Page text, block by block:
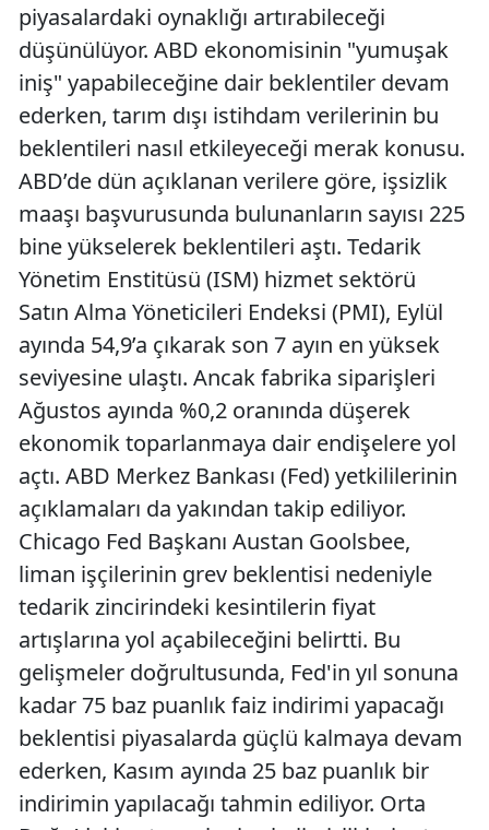
piyasalardaki oynaklığı artırabileceği
düşünülüyor. ABD ekonomisinin "yumuşak
iniş" yapabileceğine dair beklentiler devam
ederken, tarım dışı istihdam verilerinin bu
beklentileri nasıl etkileyeceği merak konusu.
ABD’de dün açıklanan verilere göre, işsizlik
maaşı başvurusunda bulunanların sayısı 225
bine yükselerek beklentileri aştı. Tedarik
Yönetim Enstitüsü (ISM) hizmet sektörü
Satın Alma Yöneticileri Endeksi (PMI), Eylül
ayında 54,9’a çıkarak son 7 ayın en yüksek
seviyesine ulaştı. Ancak fabrika siparişleri
Ağustos ayında %0,2 oranında düşerek
ekonomik toparlanmaya dair endişelere yol
açtı. ABD Merkez Bankası (Fed) yetkililerinin
açıklamaları da yakından takip ediliyor.
Chicago Fed Başkanı Austan Goolsbee,
liman işçilerinin grev beklentisi nedeniyle
tedarik zincirindeki kesintilerin fiyat
artışlarına yol açabileceğini belirtti. Bu
gelişmeler doğrultusunda, Fed'in yıl sonuna
kadar 75 baz puanlık faiz indirimi yapacağı
beklentisi piyasalarda güçlü kalmaya devam
ederken, Kasım ayında 25 baz puanlık bir
indirimin yapılacağı tahmin ediliyor. Orta